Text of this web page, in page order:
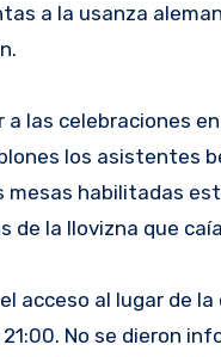
a la usanza
las celebraciones
los asistentes
mesas habilitadas
de la llovizna que
acceso al lugar de
No se dieron